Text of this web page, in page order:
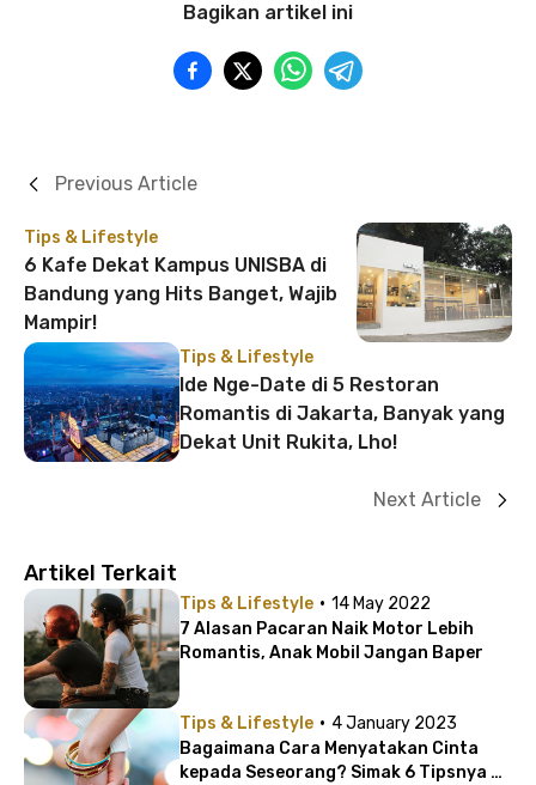
Bagikan artikel ini
Tips & Lifestyle
6 Kafe Dekat Kampus UNISBA di
Bandung yang Hits Banget, Wajib
Mampir!
Previous Article
Tips & Lifestyle
Ide Nge-Date di 5 Restoran
Romantis di Jakarta, Banyak yang
Dekat Unit Rukita, Lho!
Next Article
Artikel Terkait
Tips & Lifestyle · 14 May 2022
7 Alasan Pacaran Naik Motor Lebih
Romantis, Anak Mobil Jangan Baper
Tips & Lifestyle · 4 January 2023
Bagaimana Cara Menyatakan Cinta
kepada Seseorang? Simak 6 Tipsnya di